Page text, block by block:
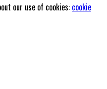
our use of cookies: cookie